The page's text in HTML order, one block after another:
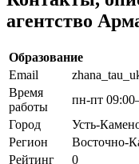
агентство
Образование
Email
Время
работы
пн-пт
Город
Усть-
Регион
Восточно-
Рейтинг
0